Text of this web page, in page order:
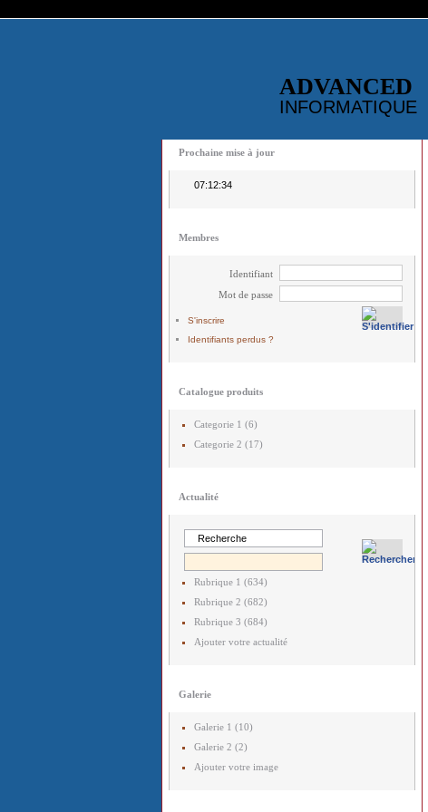
ADVANCED
INFORMATIQUE
Prochaine mise à jour
07:12:34
Membres
Identifiant
Mot de passe
S'inscrire
Identifiants perdus ?
Catalogue produits
Categorie 1 (6)
Categorie 2 (17)
Actualité
Rubrique 1 (634)
Rubrique 2 (682)
Rubrique 3 (684)
Ajouter votre actualité
Galerie
Galerie 1 (10)
Galerie 2 (2)
Ajouter votre image